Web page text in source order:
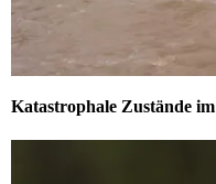
Katastrophale Zustände